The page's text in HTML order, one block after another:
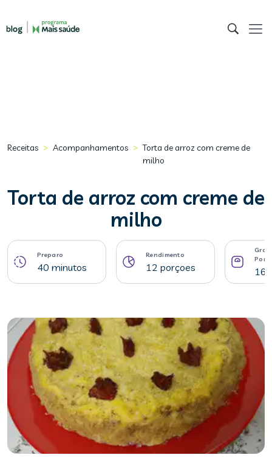
Receitas > Acompanhamentos > Torta de arroz com creme de
milho
Torta de arroz com creme de
milho
Preparo
40 minutos
Rendimento
12 porçoes